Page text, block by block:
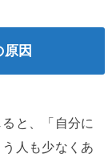
因
と、「自分に
人も少なくあ